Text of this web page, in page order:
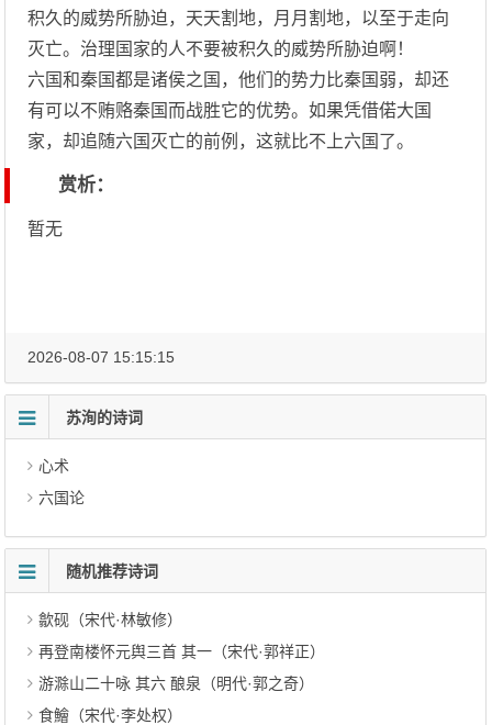
积久的威势所胁迫，天天割地，月月割地，以至于走向
灭亡。治理国家的人不要被积久的威势所胁迫啊！
六国和秦国都是诸侯之国，他们的势力比秦国弱，却还
有可以不贿赂秦国而战胜它的优势。如果凭借偌大国
家，却追随六国灭亡的前例，这就比不上六国了。
赏析：
暂无
2026-08-07 15:15:15
苏洵的诗词
心术
六国论
随机推荐诗词
歙砚（宋代·林敏修）
再登南楼怀元舆三首 其一（宋代·郭祥正）
游滁山二十咏 其六 酿泉（明代·郭之奇）
食鱠（宋代·李处权）